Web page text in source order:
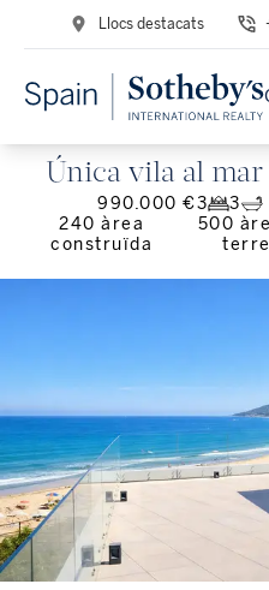
Llocs destacats
Única vila al mar
platja
Castelló
990.000 €3
3
240 àrea
construïda
500